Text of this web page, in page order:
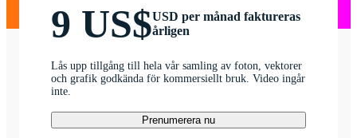
9 US$USD per månad faktureras
årligen
Lås upp tillgång till hela vår samling av foton, vektorer
och grafik godkända för kommersiellt bruk. Video ingår
inte.
Prenumerera nu